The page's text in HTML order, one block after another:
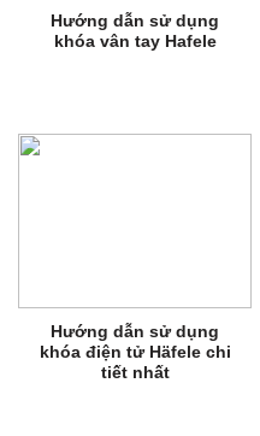
Hướng dẫn sử dụng
khóa vân tay Hafele
Hướng dẫn sử dụng
khóa điện tử Häfele chi
tiết nhất